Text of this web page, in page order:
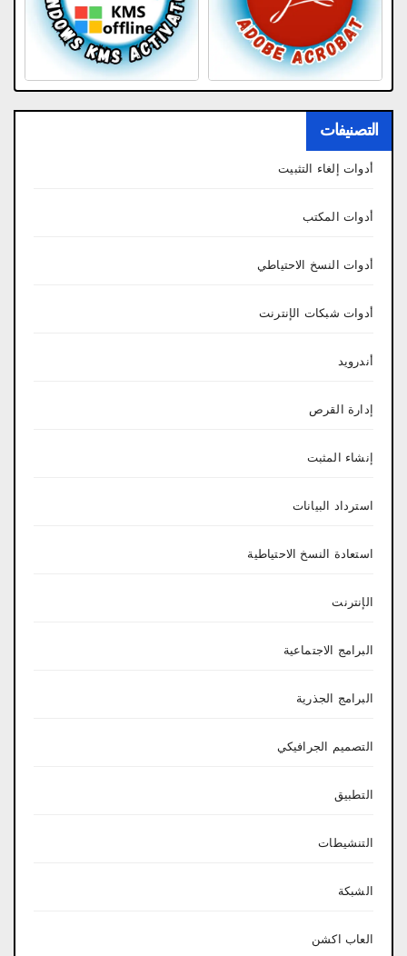
التصنيفات
أدوات إلغاء التثبيت
أدوات المكتب
أدوات النسخ الاحتياطي
أدوات شبكات الإنترنت
أندرويد
إدارة القرص
إنشاء المثبت
استرداد البيانات
استعادة النسخ الاحتياطية
الإنترنت
البرامج الاجتماعية
البرامج الجذرية
التصميم الجرافيكي
التطبيق
التنشيطات
الشبكة
العاب اكشن